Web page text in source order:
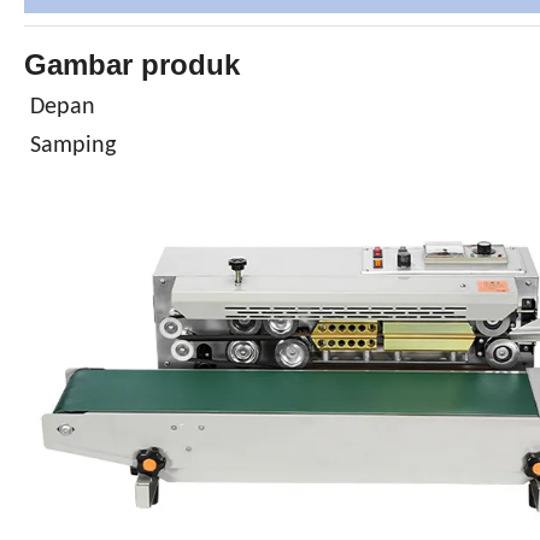
Gambar produk
Depan
Samping